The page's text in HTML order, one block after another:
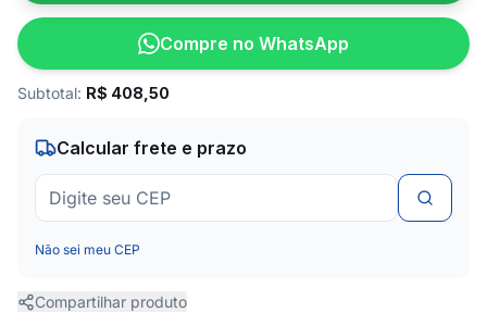
Compre no WhatsApp
Subtotal: R$ 408,50
Calcular frete e prazo
Não sei meu CEP
Compartilhar produto